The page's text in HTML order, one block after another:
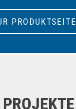
PRODUKTSEITE